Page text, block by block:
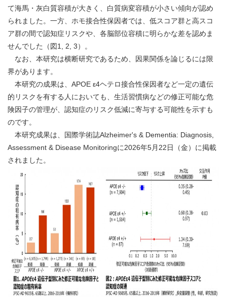
て海馬・灰白質容積が大きく、白質病変容積が小さい傾向が認め
られました。一方、ホモ接合性保因者では、低スコア群と高スコ
ア群の間で認知症リスクや、各脳部位容積に明らかな差を認めま
せんでした（図1, 2, 3）。
なお、本研究は横断研究であるため、因果関係を論じるには限
界があります。
本研究の成果は、APOE ε4ヘテロ接合性保因者など一定の遺伝
的リスクを有する人においても、生活習慣病などの修正可能な危
険因子の管理が、認知症のリスク低減に寄与する可能性を示すも
のです。
本研究成果は、国際学術誌Alzheimer's & Dementia: Diagnosis,
Assessment & Disease Monitoringに2026年5月22日（金）に掲載
されました。